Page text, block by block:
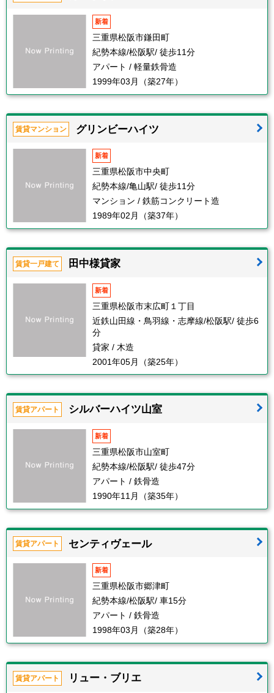
新着
三重県松阪市鎌田町
紀勢本線/松阪駅/ 徒歩11分
アパート / 軽量鉄骨造
1999年03月（築27年）
賃貸マンション グリンビーハイツ
新着
三重県松阪市中央町
紀勢本線/亀山駅/ 徒歩11分
マンション / 鉄筋コンクリート造
1989年02月（築37年）
賃貸一戸建て 田中様貸家
新着
三重県松阪市末広町１丁目
近鉄山田線・鳥羽線・志摩線/松阪駅/ 徒歩6
分
貸家 / 木造
2001年05月（築25年）
賃貸アパート シルバーハイツ山室
新着
三重県松阪市山室町
紀勢本線/松阪駅/ 徒歩47分
アパート / 鉄骨造
1990年11月（築35年）
賃貸アパート センティヴェール
新着
三重県松阪市郷津町
紀勢本線/松阪駅/ 車15分
アパート / 鉄骨造
1998年03月（築28年）
賃貸アパート リュー・ブリエ